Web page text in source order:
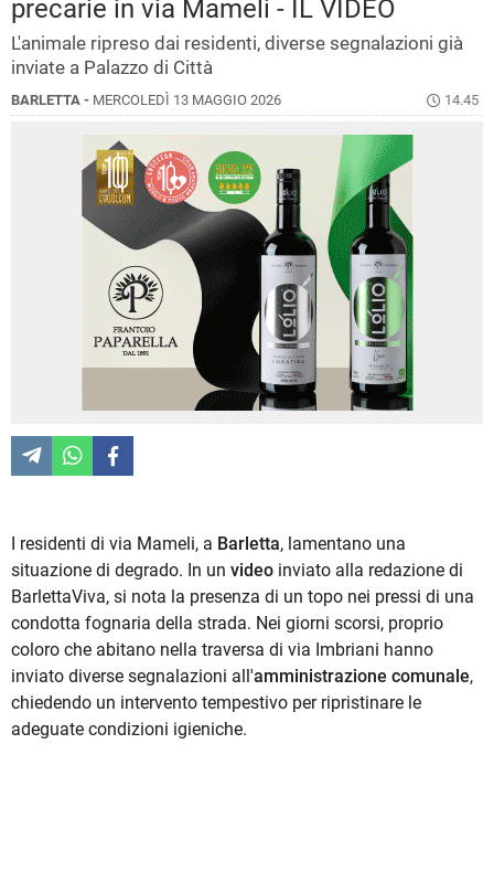
precarie in via Mameli - IL VIDEO
L'animale ripreso dai residenti, diverse segnalazioni già
inviate a Palazzo di Città
BARLETTA - MERCOLEDÌ 13 MAGGIO 2026 14.45
I residenti di via Mameli, a Barletta, lamentano una
situazione di degrado. In un video inviato alla redazione di
BarlettaViva, si nota la presenza di un topo nei pressi di una
condotta fognaria della strada. Nei giorni scorsi, proprio
coloro che abitano nella traversa di via Imbriani hanno
inviato diverse segnalazioni all'amministrazione comunale,
chiedendo un intervento tempestivo per ripristinare le
adeguate condizioni igieniche.